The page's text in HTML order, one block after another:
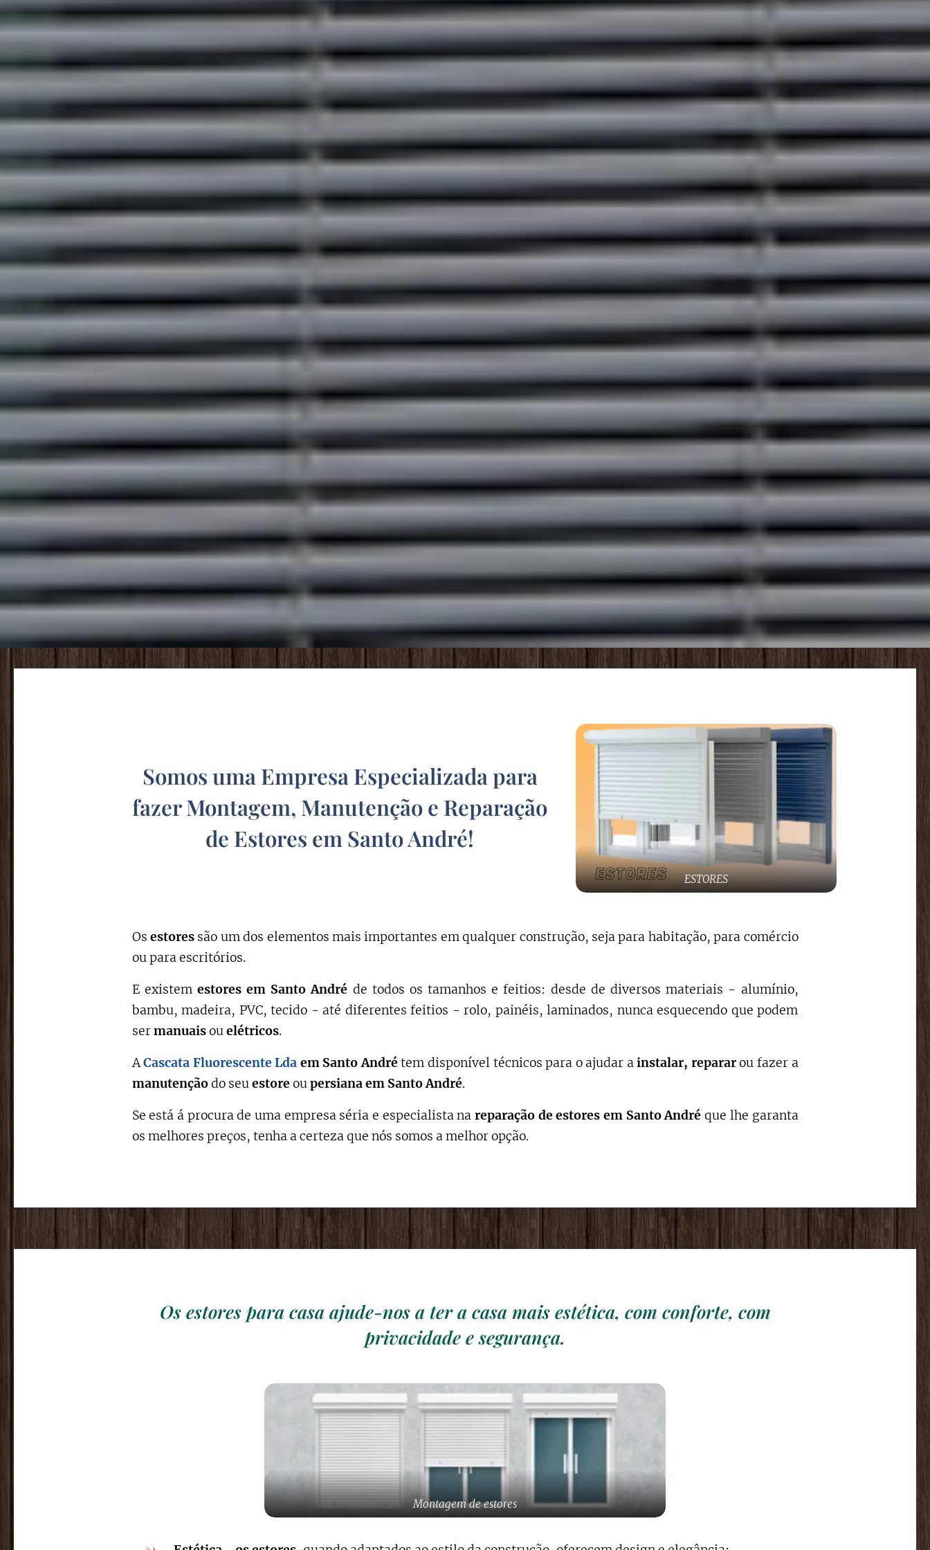
ESTORES
Somos uma Empresa Especializada para
fazer Montagem, Manutenção e Reparação
de Estores em Santo André!
Os estoressão um dos elementos mais importantes em qualquer construção, seja para habitação, para comércio
ou para escritórios.
E existem estores em Santo André de todos os tamanhos e feitios: desde de diversos materiais - alumínio,
bambu, madeira, PVC, tecido - até diferentes feitios - rolo, painéis, laminados, nunca esquecendo que podem
sermanuaisouelétricos.
ACascata Fluorescente Lda em Santo Andrétem disponível técnicos para o ajudar ainstalar, repararou fazer a
manutençãodo seuestore oupersiana em Santo André.
Se está á procura de uma empresa séria e especialista nareparação de estores em Santo André que lhe garanta
os melhores preços, tenha a certeza que nós somos a melhor opção.
Os estores para casa ajude-nos a ter a casa mais estética, com conforte, com
privacidade e segurança.
Montagem de estores